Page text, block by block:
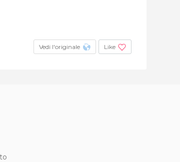
Vedi l'originale Like